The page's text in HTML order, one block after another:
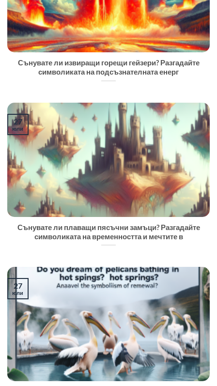
Сънувате ли извиращи горещи гейзери? Разгадайте
символиката на подсъзнателната енерг
Сънувате ли плаващи пясъчни замъци? Разгадайте
символиката на временността и мечтите в
27
юли
27
юли